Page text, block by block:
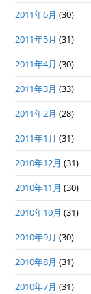
2011年6月 (30)
2011年5月 (31)
2011年4月 (30)
2011年3月 (33)
2011年2月 (28)
2011年1月 (31)
2010年12月 (31)
2010年11月 (30)
2010年10月 (31)
2010年9月 (30)
2010年8月 (31)
2010年7月 (31)